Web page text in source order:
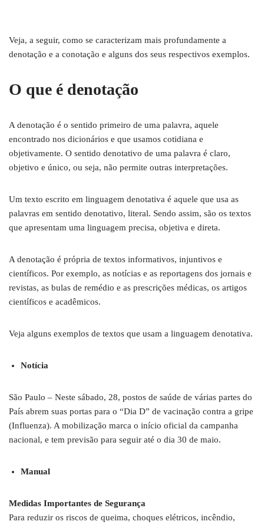
Veja, a seguir, como se caracterizam mais profundamente a
denotação e a conotação e alguns dos seus respectivos exemplos.
O que é denotação
A denotação é o sentido primeiro de uma palavra, aquele
encontrado nos dicionários e que usamos cotidiana e
objetivamente. O sentido denotativo de uma palavra é claro,
objetivo e único, ou seja, não permite outras interpretações.
Um texto escrito em linguagem denotativa é aquele que usa as
palavras em sentido denotativo, literal. Sendo assim, são os textos
que apresentam uma linguagem precisa, objetiva e direta.
A denotação é própria de textos informativos, injuntivos e
científicos. Por exemplo, as notícias e as reportagens dos jornais e
revistas, as bulas de remédio e as prescrições médicas, os artigos
científicos e acadêmicos.
Veja alguns exemplos de textos que usam a linguagem denotativa.
Notícia
São Paulo – Neste sábado, 28, postos de saúde de várias partes do
País abrem suas portas para o “Dia D” de vacinação contra a gripe
(Influenza). A mobilização marca o início oficial da campanha
nacional, e tem previsão para seguir até o dia 30 de maio.
Manual
Medidas Importantes de Segurança
Para reduzir os riscos de queima, choques elétricos, incêndio,